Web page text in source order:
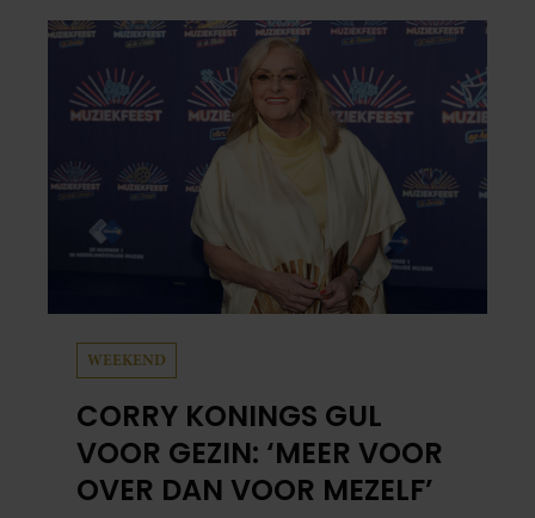
WEEKEND
CORRY KONINGS GUL
VOOR GEZIN: ‘MEER VOOR
OVER DAN VOOR MEZELF’